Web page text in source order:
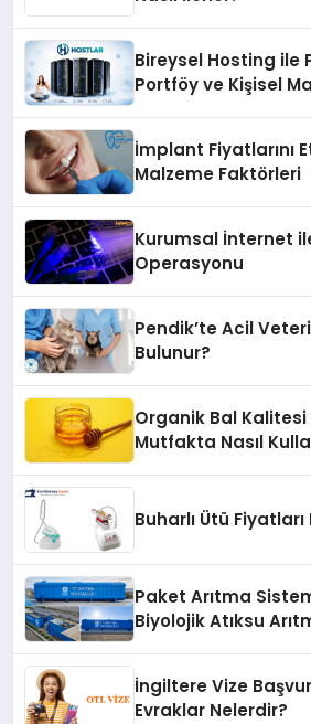
Bireysel Hosting ile
Portföy ve Kişisel
İmplant Fiyatlarını
Malzeme Faktörleri
Kurumsal İnternet
Operasyonu
Pendik’te Acil
Bulunur?
Organik Bal Kalitesi
Mutfakta Nasıl
Buharlı Ütü
Paket Arıtma
Biyolojik Atıksu
İngiltere Vize
Evraklar Nelerdir?